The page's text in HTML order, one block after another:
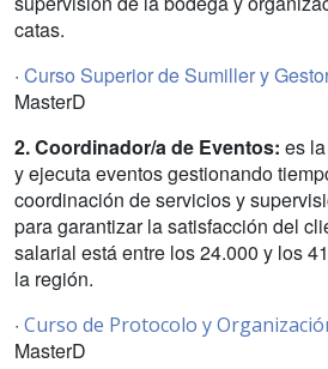
catas.
· Curso Superior de Sumiller y
MasterD
2. Coordinador/a de Eventos: es
y ejecuta eventos gestionando
coordinación de servicios y
para garantizar la satisfacción del
salarial está entre los 24.000 y los
la región.
· Curso de Protocolo y
MasterD